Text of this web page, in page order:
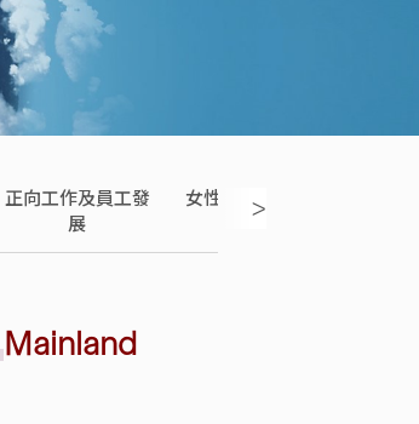
>
正向工作及員工發
展
女性與家庭友善工作
Mainland